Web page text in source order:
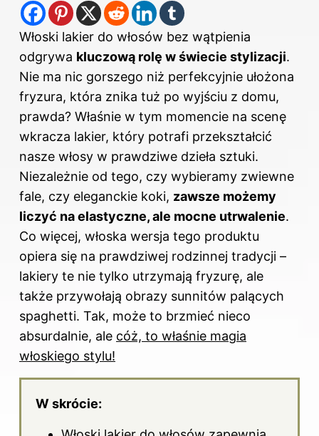
Włoski lakier do włosów bez wątpienia
odgrywa kluczową rolę w świecie stylizacji.
Nie ma nic gorszego niż perfekcyjnie ułożona
fryzura, która znika tuż po wyjściu z domu,
prawda? Właśnie w tym momencie na scenę
wkracza lakier, który potrafi przekształcić
nasze włosy w prawdziwe dzieła sztuki.
Niezależnie od tego, czy wybieramy zwiewne
fale, czy eleganckie koki, zawsze możemy
liczyć na elastyczne, ale mocne utrwalenie.
Co więcej, włoska wersja tego produktu
opiera się na prawdziwej rodzinnej tradycji –
lakiery te nie tylko utrzymają fryzurę, ale
także przywołają obrazy sunnitów palących
spaghetti. Tak, może to brzmieć nieco
absurdalnie, ale cóż, to właśnie magia
włoskiego stylu!
W skrócie: